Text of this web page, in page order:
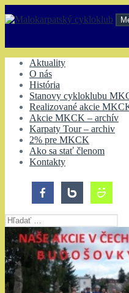
na
Aktuality
O nás
História
Stanovy cykloklubu
Realizované akcie
Akcie MKCK – archív
Karpaty Tour – archiv
2% pre MKCK
Ako sa stať členom
Kontakty
Hľadať: